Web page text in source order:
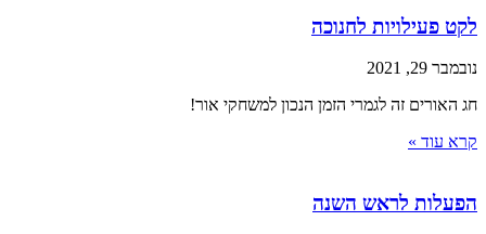
לקט פעילויות לחנוכה
נובמבר 29, 2021
חג האורים זה לגמרי הזמן הנכון למשחקי אור!
קרא עוד »
הפעלות לראש השנה